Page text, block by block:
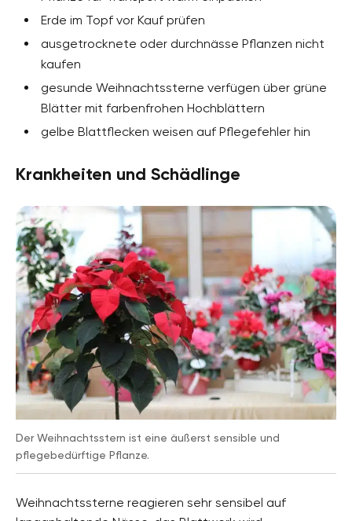
Erde im Topf vor Kauf prüfen
ausgetrocknete oder durchnässe Pflanzen nicht
kaufen
gesunde Weihnachtssterne verfügen über grüne
Blätter mit farbenfrohen Hochblättern
gelbe Blattflecken weisen auf Pflegefehler hin
Krankheiten und Schädlinge
Der Weihnachtsstern ist eine äußerst sensible und
pflegebedürftige Pflanze.
Weihnachtssterne reagieren sehr sensibel auf